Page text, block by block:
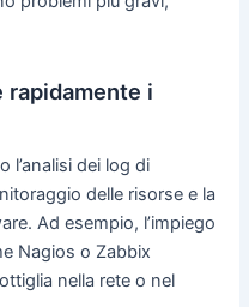
rapidamente i
l’analisi dei log di
delle risorse e la
Ad esempio, l’impiego
Nagios o Zabbix
nella rete o nel